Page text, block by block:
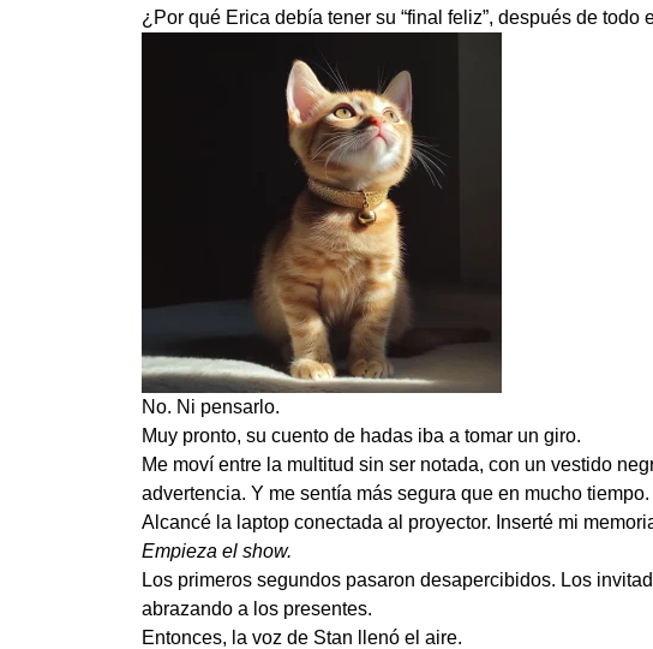
¿Por qué Erica debía tener su “final feliz”, después de
No. Ni pensarlo.
Muy pronto, su cuento de hadas iba a tomar un giro.
Me moví entre la multitud sin ser notada, con un vestido
advertencia. Y me sentía más segura que en mucho tiempo.
Alcancé la laptop conectada al proyector. Inserté mi
Empieza el show.
Los primeros segundos pasaron desapercibidos. Los
abrazando a los presentes.
Entonces, la voz de Stan llenó el aire.